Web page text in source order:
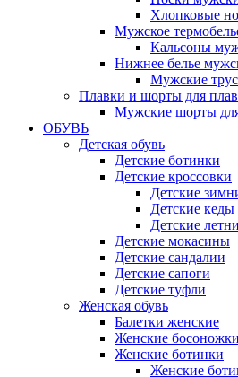
Хлопковые
Мужское
Кальсоны
Нижнее белье
Мужские
Плавки и шорты для
Мужские шорты
ОБУВЬ
Детская обувь
Детские ботинки
Детские кроссовки
Детские
Детские кеды
Детские
Детские мокасины
Детские сандалии
Детские сапоги
Детские туфли
Женская обувь
Балетки женские
Женские босоножки
Женские ботинки
Женские